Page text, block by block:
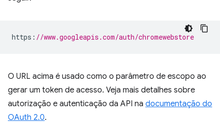
https : //www.googleapis.com/auth/chromewebstore
O URL acima é usado como o parâmetro de escopo ao
gerar um token de acesso. Veja mais detalhes sobre
autorização e autenticação da API na documentação do
OAuth 2.0.